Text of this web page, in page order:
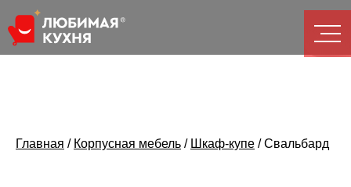
Главная / Корпусная мебель / Шкаф-купе /Свальбард